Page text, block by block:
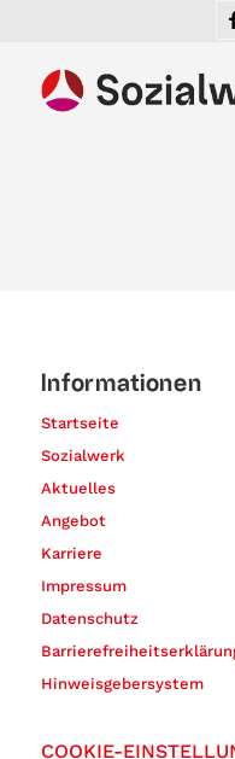
Informationen
Startseite
Sozialwerk
Aktuelles
Angebot
Karriere
Impressum
Datenschutz
Hinweisgebersystem
COOKIE-